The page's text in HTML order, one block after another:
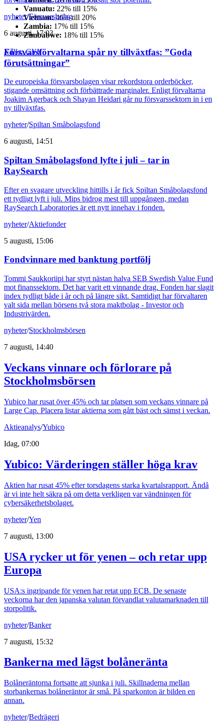
Vanuatu: 22% till 15%
Vietnam:46% till 20%
Zambia: 17% till 15%
Zimbabwe: 18% till 15%
Källa: CNN
nyheter/Försvarsbolag
6 augusti, 17:03
Försvarsförvaltarna spår ny tillväxtfas: ”Goda
förutsättningar”
De europeiska försvarsbolagen visar rekordstora orderböcker,
stigande omsättning och förbättrade marginaler. Enligt förvaltarna
Joakim Agerback och Shayan Heidari går nu försvarssektorn in i en
ny tillväxtfas.
nyheter/Spiltan Småbolagsfond
6 augusti, 14:51
Spiltan Småbolagsfond lyfte i juli – tar in
RaySearch
Efter en svagare utveckling hittills i år fick Spiltan Småbolagsfond
ett tydligt lyft i juli. Mips bidrog mest till uppgången, medan
RaySearch Laboratories är ett nytt innehav i fonden.
nyheter/Aktiefonder
5 augusti, 15:06
Fondvinnare med banktung portfölj
Tommi Saukkoriipi har styrt nästan halva SEB Swedish Value Fund
mot finanssektorn. Det har varit ett vinnande drag. Fonden har slagit
index tydligt både i år och på längre sikt. Samtidigt har förvaltaren
valt sida mellan börsens två stora maktbolag - Investor och
Industrivärden.
nyheter/Stockholmsbörsen
7 augusti, 14:40
Veckans vinnare och förlorare på
Stockholmsbörsen
Yubico har rusat över 45% och tar platsen som veckans vinnare på
Large Cap. Placera listar aktierna som gått bäst och sämst i veckan.
Aktieanalys/Yubico
Idag, 07:00
Yubico: Värderingen ställer höga krav
Aktien har rusat 45% efter torsdagens starka kvartalsrapport. Ändå
är vi inte helt säkra på om detta verkligen var vändningen för
cybersäkerhetsbolaget.
nyheter/Yen
7 augusti, 13:00
USA rycker ut för yenen – och retar upp
Europa
USA:s ingripande för yenen har retat upp ECB. De senaste
veckorna har den japanska valutan förvandlat valutamarknaden till
storpolitik.
nyheter/Banker
7 augusti, 15:32
Bankerna med lägst bolåneränta
Bolåneräntorna fortsatte att sjunka i juli. Skillnaderna mellan
storbankernas bolåneräntor är små. På sparkonton är bilden en
annan.
nyheter/Bedrägeri